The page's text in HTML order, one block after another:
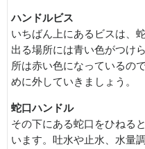
ハンドルビス
いちばん上にあるビスは、
出る場所には青い色がつけ
所は赤い色になっているの
めに外していきましょう。
蛇口ハンドル
その下にある蛇口をひねる
います。吐水や止水、水量